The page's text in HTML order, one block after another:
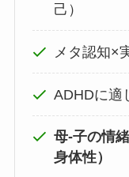
己）
メタ認知×
ADHDに適
母‐子の情
身体性）